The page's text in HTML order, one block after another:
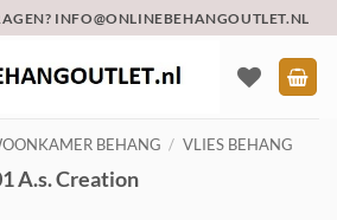
INFO@ONLINEBEHANGOUTLET.NL
BEHANG / VLIES BEHANG
A.s. Creation